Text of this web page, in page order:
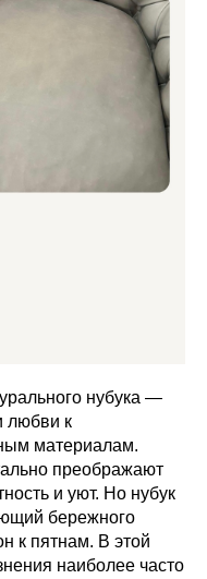
нубука —
любви к
материалам.
преображают
и уют. Но нубук
бережного
к пятнам. В этой
наиболее часто